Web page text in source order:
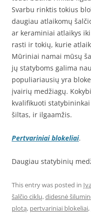
Svarbu rinktis tokius
daugiau atlaikomų
ar keraminiai atlaikys
rasti ir tokių, kurie
Mūriniai namai mūsų
jų statyboms galima
populiariausių yra
įvairių medžiagų.
kvalifikuoti
šiltas, ir ilgaamžis.
Pertvariniai blokeliai.
Daugiau statybinių
This entry was posted in
šalčio ciklų,didesnė
plotą, pertvariniai blokeliai,